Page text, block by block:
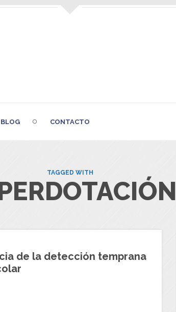
BLOG CONTACTO
TAGGED WITH
de la detección temprana